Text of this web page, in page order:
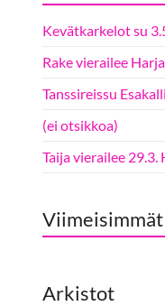
Kevätkarkelot su
Rake vierailee
Tanssireissu
(ei otsikkoa)
Taija vierailee 29.3.
Arkistot